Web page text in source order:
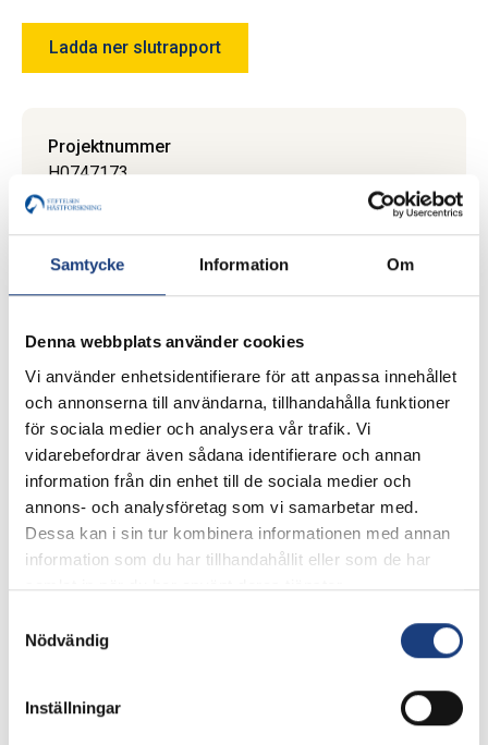
Samtycke Information Om
Denna webbplats använder cookies
Vi använder enhetsidentifierare för att anpassa innehållet
och annonserna till användarna, tillhandahålla funktioner
för sociala medier och analysera vår trafik. Vi
vidarebefordrar även sådana identifierare och annan
information från din enhet till de sociala medier och
annons- och analysföretag som vi samarbetar med.
Dessa kan i sin tur kombinera informationen med annan
information som du har tillhandahållit eller som de har
samlat in när du har använt deras tjänster.
Nödvändig
Inställningar
Ladda ner slutrapport
Projektnummer
H0747173
Beviljade medel
710 000 SEK
Status
Avslutat
Ansökningsår
2007
Slutrapport
27 maj 2010
Cecilia Müller